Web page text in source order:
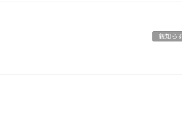
親知ら